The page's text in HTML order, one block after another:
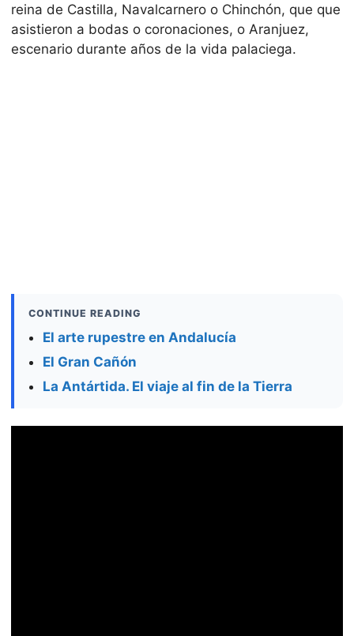
reina de Castilla, Navalcarnero o Chinchón, que que
asistieron a bodas o coronaciones, o Aranjuez,
escenario durante años de la vida palaciega.
CONTINUE READING
El arte rupestre en Andalucía
El Gran Cañón
La Antártida. El viaje al fin de la Tierra